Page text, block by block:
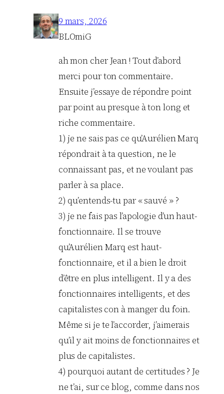
9 mars, 2026
BLOmiG
ah mon cher Jean ! Tout d’abord
merci pour ton commentaire.
Ensuite j’essaye de répondre point
par point au presque à ton long et
riche commentaire.
1) je ne sais pas ce qu’Aurélien Marq
répondrait à ta question, ne le
connaissant pas, et ne voulant pas
parler à sa place.
2) qu’entends-tu par « sauvé » ?
3) je ne fais pas l’apologie d’un haut-
fonctionnaire. Il se trouve
qu’Aurélien Marq est haut-
fonctionnaire, et il a bien le droit
d’être en plus intelligent. Il y a des
fonctionnaires intelligents, et des
capitalistes con à manger du foin.
Même si je te l’accorder, j’aimerais
qu’il y ait moins de fonctionnaires et
plus de capitalistes.
4) pourquoi autant de certitudes ? Je
ne t’ai, sur ce blog, comme dans nos